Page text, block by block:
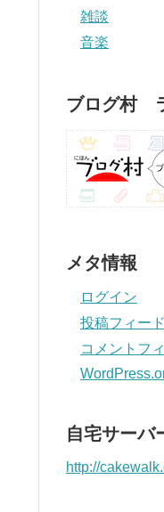
雑談
音楽
ブログ村
メタ情報
ログイン
投稿フィード
コメントフ
自宅サーバ
http://